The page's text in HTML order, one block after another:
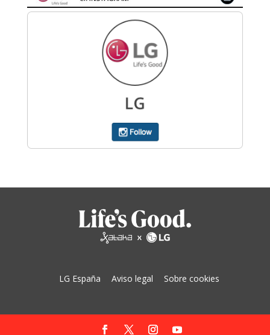
LG España Aviso legal Sobre cookies